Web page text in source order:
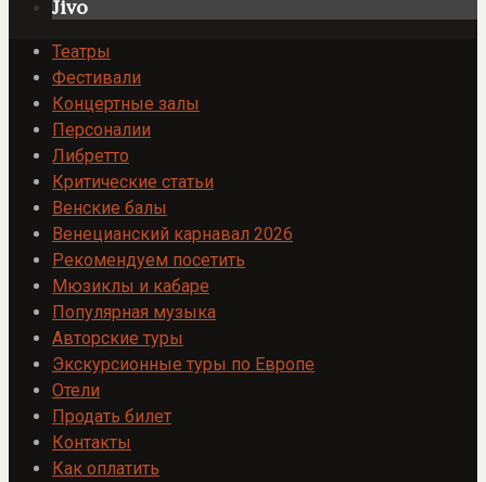
Jivo
Театры
Фестивали
Концертные залы
Персоналии
Либретто
Критические статьи
Венские балы
Венецианский карнавал 2026
Рекомендуем посетить
Мюзиклы и кабаре
Популярная музыка
Авторские туры
Экскурсионные туры по Европе
Отели
Продать билет
Контакты
Как оплатить